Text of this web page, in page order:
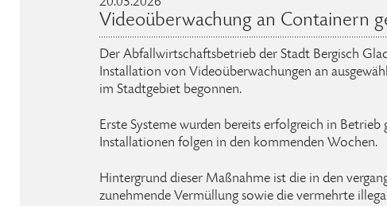
20.05.2026
Videoüberwachung an Containern
Der Abfallwirtschaftsbetrieb der Stadt Bergisch
Installation von Videoüberwachungen an
im Stadtgebiet begonnen.
Erste Systeme wurden bereits erfolgreich in
Installationen folgen in den kommenden Wochen.
Hintergrund dieser Maßnahme ist die in den
zunehmende Vermüllung sowie die vermehrte